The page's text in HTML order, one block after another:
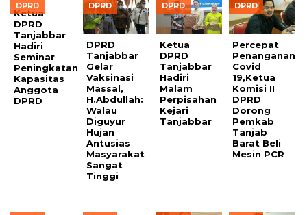
DPRD
Ketua
DPRD
Tanjabbar
Hadiri
Seminar
Peningkatan
Kapasitas
Anggota
DPRD
DPRD
DPRD
Tanjabbar
Gelar
Vaksinasi
Massal,
H.Abdullah:
Walau
Diguyur
Hujan
Antusias
Masyarakat
Sangat
Tinggi
DPRD
Ketua
DPRD
Tanjabbar
Hadiri
Malam
Perpisahan
Kejari
Tanjabbar
DPRD
Percepat
Penanganan
Covid
19,Ketua
Komisi II
DPRD
Dorong
Pemkab
Tanjab
Barat Beli
Mesin PCR